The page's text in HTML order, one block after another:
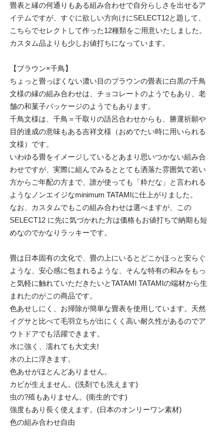
畳表と縁の何通りもある組み合わせで自分らしさを出せるア
イテムですが、すぐに欲しい方向けにSELECT12と題して、
こちらでセレクトして作った12種類をご用意いたしました。
カスタム品よりも少しお値打ちになっています。
【ブラウン×千鳥】
ちょっと畳っぽくない濃い目のブラウンの畳表に白黒の千鳥
文様の縁の組み合わせは、チョコレートのようでもあり、老
舗の和菓子パッケージのようでもあります。
千鳥文様は、千鳥＝千取りの語呂合わせからも、勝運祈願や
目的達成の意味もある吉祥文様（おめでたい時に用いられる
文様）です。
いわゆる畳をイメージしているとあまり思いつかない組み合
わせですが、実際に組んでみるととても洒落た雰囲気で若い
方からご年配の方まで、誰が使っても「粋だな」と言われる
ようなノンエイジなminimum TATAMIに仕上がりました。
なお、カスタムでもこの組み合わせは選べますが、この
SELECT12 に先に気づかれた方は価格もお値打ちで納期も短
めなのでかなりラッキーです。
畳は日本固有の文化で、畳の上にいるとどこかほっと安らぐ
ような、安心感に包まれるような、そんな特有の和みをもっ
と気軽に触れていただきたいとTATAMI TATAMIの端材から生
まれたのがこの商品です。
色あせしにく、お掃除が簡単な畳表を使用しています。天然
イグサと比べて毛羽立ちが出にくく高い耐久性があるのでア
ウトドアでも活躍できます。
水に強く、濡れても大丈夫!
水の上に浮きます。
色あせがほとんどありません。
カビが生えません。(洗剤でも洗えます)
虫の?殖もありません。(衛生的です)
強度もあり長く使えます。(日本のオンリーワン素材)
色の組み合わせ自由